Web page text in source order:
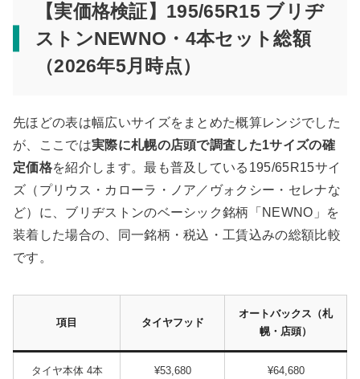
【実価格検証】195/65R15 ブリヂ
ストンNEWNO・4本セット総額
（2026年5月時点）
先ほどの表は幅広いサイズをまとめた概算レンジでした
が、ここでは実際に札幌の店頭で調査した1サイズの確
定価格を紹介します。最も普及している195/65R15サイ
ズ（プリウス・カローラ・ノア／ヴォクシー・セレナな
ど）に、ブリヂストンのベーシック銘柄「NEWNO」を
装着した場合の、同一銘柄・税込・工賃込みの総額比較
です。
項目 タイヤフッド
オートバックス（札
幌・店頭）
タイヤ本体 4本 ¥53,680 ¥64,680